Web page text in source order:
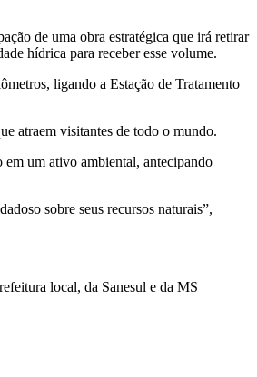
de uma obra estratégica que irá retirar
hídrica para receber esse volume.
ligando a Estação de Tratamento
atraem visitantes de todo o mundo.
em um ativo ambiental, antecipando
sobre seus recursos naturais”,
local, da Sanesul e da MS